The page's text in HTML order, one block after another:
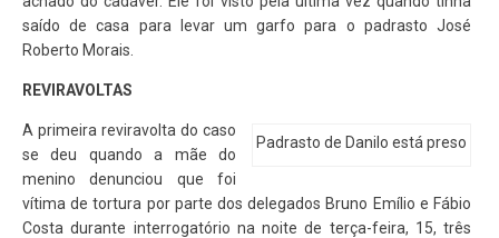
saído de casa para levar um garfo para o padrasto José
Roberto Morais.
REVIRAVOLTAS
Padrasto de Danilo está preso
A primeira reviravolta do caso
se deu quando a mãe do
menino denunciou que foi
vítima de tortura por parte dos delegados Bruno Emílio e Fábio
Costa durante interrogatório na noite de terça-feira, 15, três